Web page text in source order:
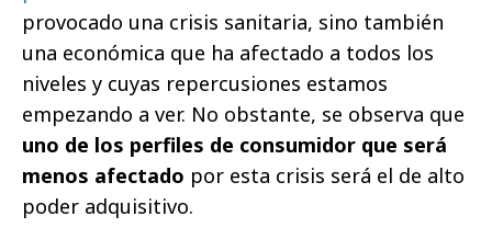
provocado una crisis sanitaria, sino también
una económica que ha afectado a todos los
niveles y cuyas repercusiones estamos
empezando a ver. No obstante, se observa que
uno de los perfiles de consumidor que será
menos afectado por esta crisis será el de alto
poder adquisitivo.